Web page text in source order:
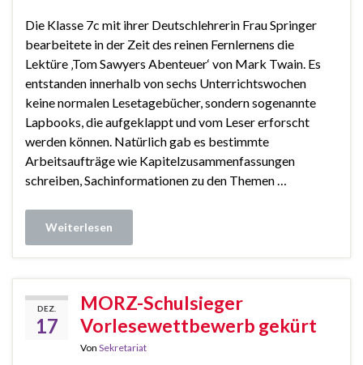
Die Klasse 7c mit ihrer Deutschlehrerin Frau Springer
bearbeitete in der Zeit des reinen Fernlernens die
Lektüre ‚Tom Sawyers Abenteuer‘ von Mark Twain. Es
entstanden innerhalb von sechs Unterrichtswochen
keine normalen Lesetagebücher, sondern sogenannte
Lapbooks, die aufgeklappt und vom Leser erforscht
werden können. Natürlich gab es bestimmte
Arbeitsaufträge wie Kapitelzusammenfassungen
schreiben, Sachinformationen zu den Themen …
Weiterlesen
DEZ.
17
MORZ-Schulsieger
Vorlesewettbewerb gekürt
Von Sekretariat